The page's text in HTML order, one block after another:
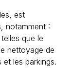
est
notamment :
que le
nettoyage de
et les parkings.